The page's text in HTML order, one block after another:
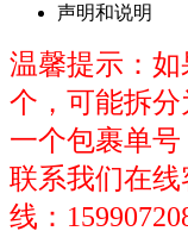
声明和说明
温馨提示：
个，可能拆
一个包裹单
联系我们在
线：